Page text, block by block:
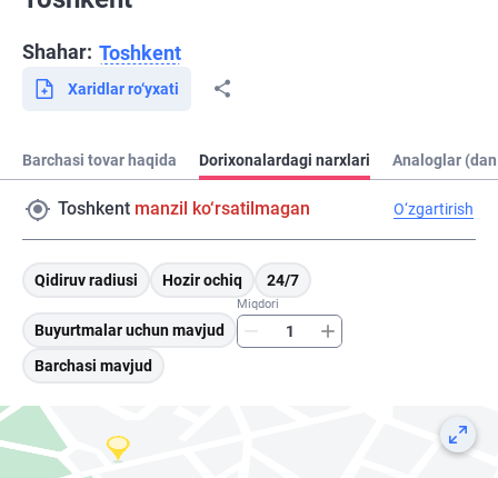
Shahar: Toshkent
Xaridlar ro‘yxati
Barchasi tovar haqida Dorixonalardagi narxlari Analoglar
Toshkent manzil ko‘rsatilmagan O‘zgartirish
Qidiruv radiusi Hozir ochiq 24/7
Buyurtmalar uchun mavjud
Miqdori
Barchasi mavjud